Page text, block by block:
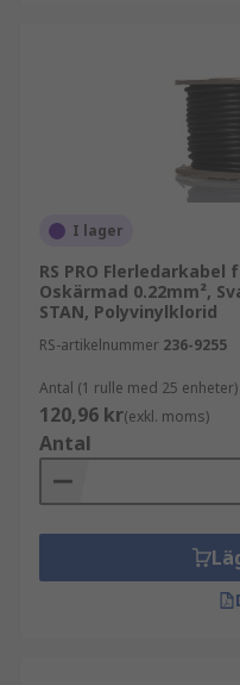
I lager
RS PRO
Oskärmad 0.22mm²,
STAN, Polyvinylklorid
RS-artikelnummer 236-9255
Antal (1 rulle med 25 enheter)
120,96 kr(exkl. moms)
Antal